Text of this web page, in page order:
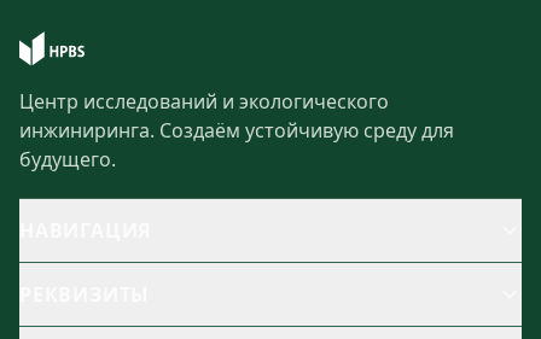
Центр исследований и экологического
инжиниринга. Создаём устойчивую среду для
будущего.